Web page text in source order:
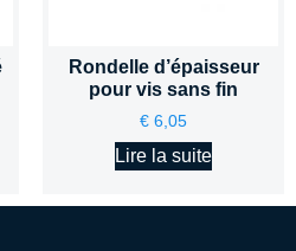
Rondelle d’épaisseur
pour vis sans fin
€ 6,05
Lire la suite